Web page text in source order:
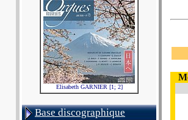
Elisabeth GARNIER [1; 2]
Base discographique